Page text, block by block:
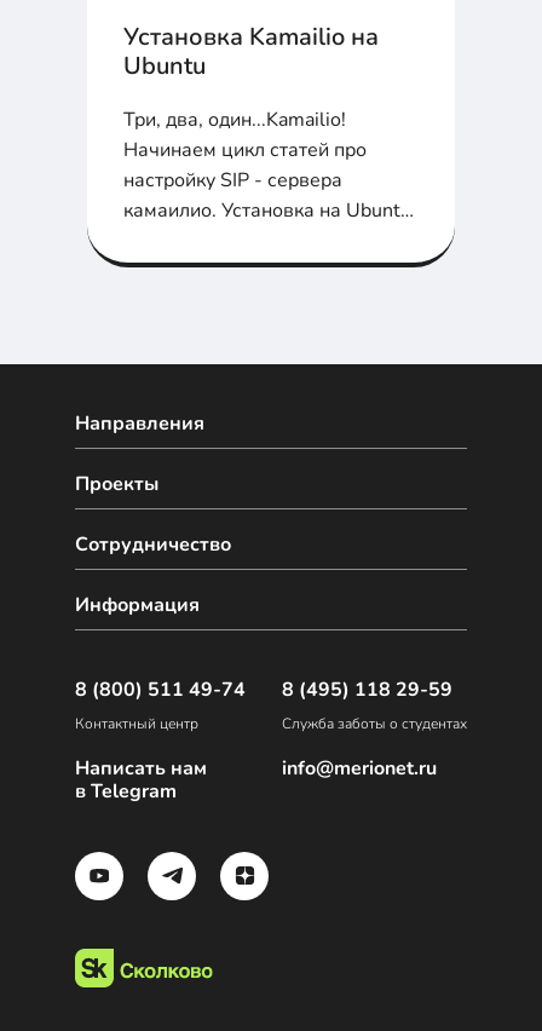
Установка Kamailio на
Ubuntu
Три, два, один...Kamailio!
Начинаем цикл статей про
настройку SIP - сервера
камаилио. Установка на Ubuntu
Направления
Сотрудничество
Проекты
Информация
8 (800) 511 49-74
Контактный центр
Написать нам
в Telegram
8 (495) 118 29-59
Служба заботы о студентах
info@merionet.ru